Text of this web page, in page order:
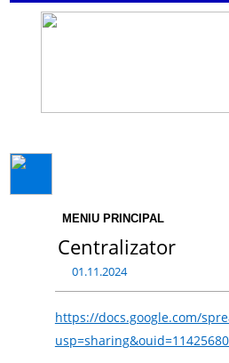
MENIU PRINCIPAL
Centralizator
01.11.2024
https://docs.google.com/